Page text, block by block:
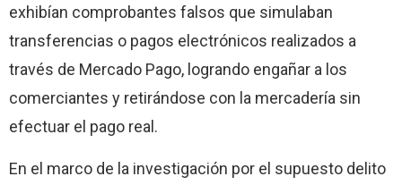
exhibían comprobantes falsos que simulaban
transferencias o pagos electrónicos realizados a
través de Mercado Pago, logrando engañar a los
comerciantes y retirándose con la mercadería sin
efectuar el pago real.
En el marco de la investigación por el supuesto delito